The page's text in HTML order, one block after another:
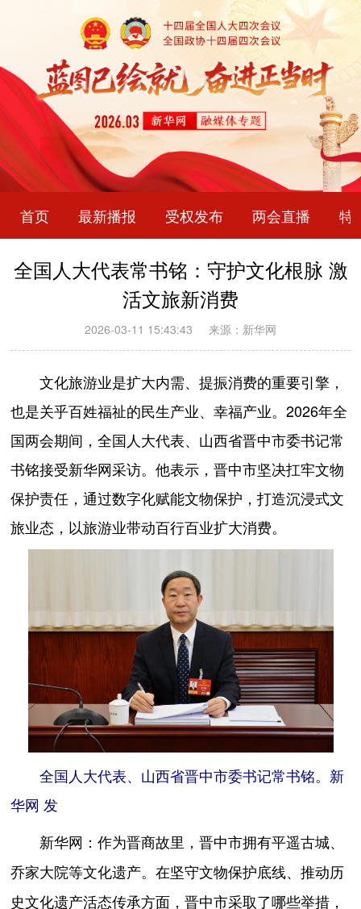
首页 最新播报 受权发布 两会直播 特
全国人大代表常书铭：守护文化根脉 激
活文旅新消费
2026-03-11 15:43:43 来源：新华网
文化旅游业是扩大内需、提振消费的重要引擎，
也是关乎百姓福祉的民生产业、幸福产业。2026年全
国两会期间，全国人大代表、山西省晋中市委书记常
书铭接受新华网采访。他表示，晋中市坚决扛牢文物
保护责任，通过数字化赋能文物保护，打造沉浸式文
旅业态，以旅游业带动百行百业扩大消费。
全国人大代表、山西省晋中市委书记常书铭。新
华网 发
新华网：作为晋商故里，晋中市拥有平遥古城、
乔家大院等文化遗产。在坚守文物保护底线、推动历
史文化遗产活态传承方面，晋中市采取了哪些举措，